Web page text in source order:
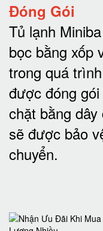
Đóng Gói
Tủ lạnh
bọc bằng xốp
trong quá
được đóng
chặt bằng
sẽ được bảo
chuyển.